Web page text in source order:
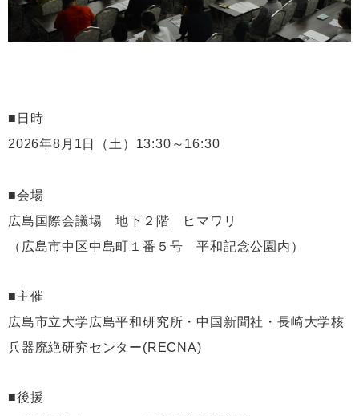
■日時
2026年8月1日（土）13:30～16:30
■会場
広島国際会議場 地下２階 ヒマワリ
（広島市中区中島町１番５号 平和記念公園内）
■主催
広島市立大学広島平和研究所・中国新聞社・長崎大学核
兵器廃絶研究センター(RECNA)
■後援